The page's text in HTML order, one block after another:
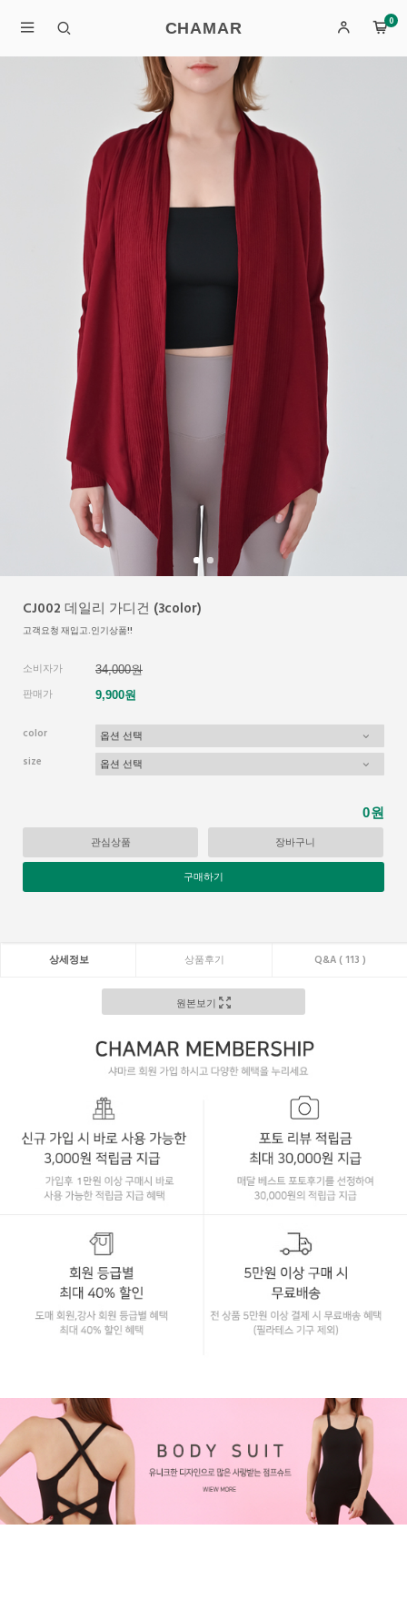
CHAMAR 0
CJ002 데일리 가디건 (3color)
고객요청 재입고.인기상품!!
소비자가
34,000원
판매가
9,900원
color
size
0원
관심상품 장바구니
구매하기
상세정보 상품후기 Q&A ( 113 )
원본보기